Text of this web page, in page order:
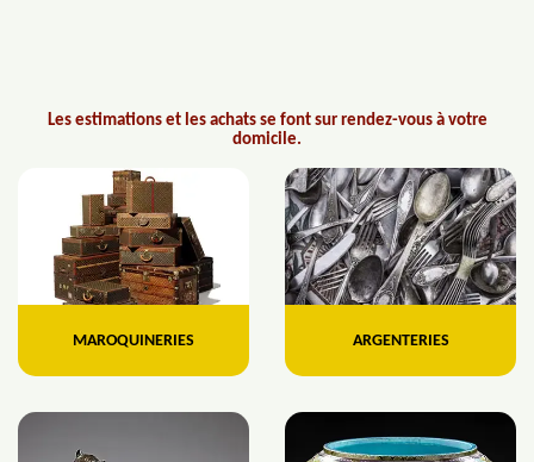
Les estimations et les achats se font sur rendez-vous à votre
domicile.
MAROQUINERIES ARGENTERIES